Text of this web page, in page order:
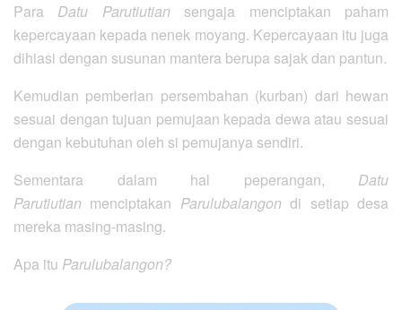
Para Datu Parutiutian sengaja menciptakan paham
kepercayaan kepada nenek moyang. Kepercayaan itu juga
dihiasi dengan susunan mantera berupa sajak dan pantun.
Kemudian pemberian persembahan (kurban) dari hewan
sesuai dengan tujuan pemujaan kepada dewa atau sesuai
dengan kebutuhan oleh si pemujanya sendiri.
Sementara dalam hal peperangan, Datu
Parutiutian menciptakan Parulubalangon di setiap desa
mereka masing-masing.
Apa itu Parulubalangon?